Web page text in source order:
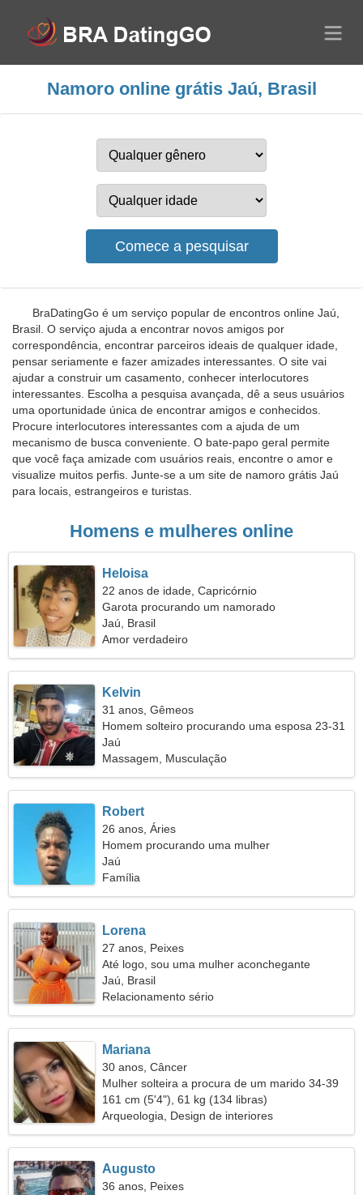
Namoro online grátis Jaú, Brasil
BraDatingGo é um serviço popular de encontros online Jaú,
Brasil. O serviço ajuda a encontrar novos amigos por
correspondência, encontrar parceiros ideais de qualquer idade,
pensar seriamente e fazer amizades interessantes. O site vai
ajudar a construir um casamento, conhecer interlocutores
interessantes. Escolha a pesquisa avançada, dê a seus usuários
uma oportunidade única de encontrar amigos e conhecidos.
Procure interlocutores interessantes com a ajuda de um
mecanismo de busca conveniente. O bate-papo geral permite
que você faça amizade com usuários reais, encontre o amor e
visualize muitos perfis. Junte-se a um site de namoro grátis Jaú
para locais, estrangeiros e turistas.
Homens e mulheres online
Heloisa
22 anos de idade, Capricórnio
Garota procurando um namorado
Jaú, Brasil
Amor verdadeiro
Kelvin
31 anos, Gêmeos
Homem solteiro procurando uma esposa 23-31
Jaú
Massagem, Musculação
Robert
26 anos, Áries
Homem procurando uma mulher
Jaú
Família
Lorena
27 anos, Peixes
Até logo, sou uma mulher aconchegante
Jaú, Brasil
Relacionamento sério
Mariana
30 anos, Câncer
Mulher solteira a procura de um marido 34-39
161 cm (5'4"), 61 kg (134 libras)
Arqueologia, Design de interiores
Augusto
36 anos, Peixes